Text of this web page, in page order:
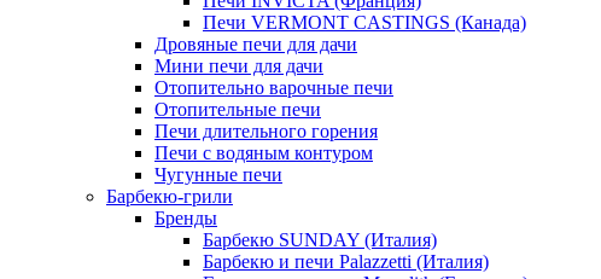
Печи VERMONT CASTINGS (Канада)
Дровяные печи для дачи
Мини печи для дачи
Отопительно варочные печи
Отопительные печи
Печи длительного горения
Печи с водяным контуром
Чугунные печи
Барбекю-грили
Бренды
Барбекю SUNDAY (Италия)
Барбекю и печи Palazzetti (Италия)